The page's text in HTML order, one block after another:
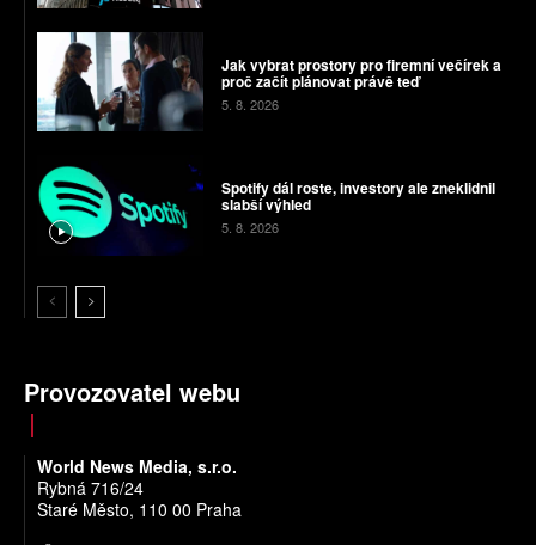
Jak vybrat prostory pro firemní večírek a
proč začít plánovat právě teď
5. 8. 2026
Spotify dál roste, investory ale zneklidnil
slabší výhled
5. 8. 2026
Provozovatel webu
World News Media, s.r.o.
Rybná 716/24
Staré Město, 110 00 Praha